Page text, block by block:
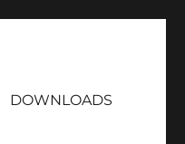
DOWNLOADS